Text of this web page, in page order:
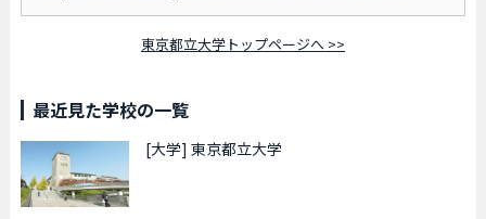
東京都立大学トップページへ >>
最近見た学校の一覧
[大学] 東京都立大学